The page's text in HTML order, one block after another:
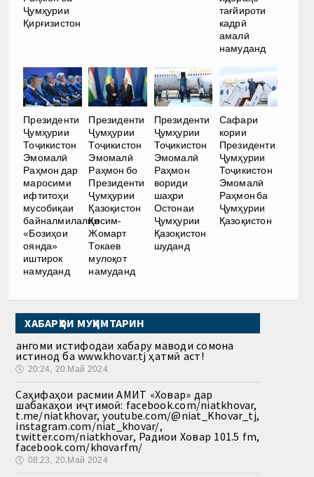
Ҷумҳурии
Қирғизистон
тағйироти
кадрӣ
амалӣ
намуданд
Президенти
Ҷумҳурии
Тоҷикистон
Эмомалӣ
Раҳмон дар
маросими
ифтитоҳи
мусобиқаи
байналмилалии
«Бозиҳои
оянда»
иштирок
намуданд
Президенти
Ҷумҳурии
Тоҷикистон
Эмомалӣ
Раҳмон бо
Президенти
Ҷумҳурии
Қазоқистон
Қосим-
Жомарт
Токаев
мулоқот
намуданд
Президенти
Ҷумҳурии
Тоҷикистон
Эмомалӣ
Раҳмон
вориди
шаҳри
Остонаи
Ҷумҳурии
Қазоқистон
шуданд
Сафари
кории
Президенти
Ҷумҳурии
Тоҷикистон
Эмомалӣ
Раҳмон ба
Ҷумҳурии
Қазоқистон
ХАБАРҲОИ МУҲИМТАРИН
Ҳангоми истифодаи хабару маводи сомона
истинод ба www.khovar.tj ҳатмӣ аст!
🕔 20:24, 20.Май 2024
Саҳифаҳои расмии АМИТ «Ховар» дар
шабакаҳои иҷтимоӣ: facebook.com/niatkhovar,
t.me/niatkhovar, youtube.com/@niat_Khovar_tj,
instagram.com/niat_khovar/,
twitter.com/niatkhovar, Радиои Ховар 101.5 fm,
facebook.com/khovarfm/
🕔 08:23, 20.Май 2024